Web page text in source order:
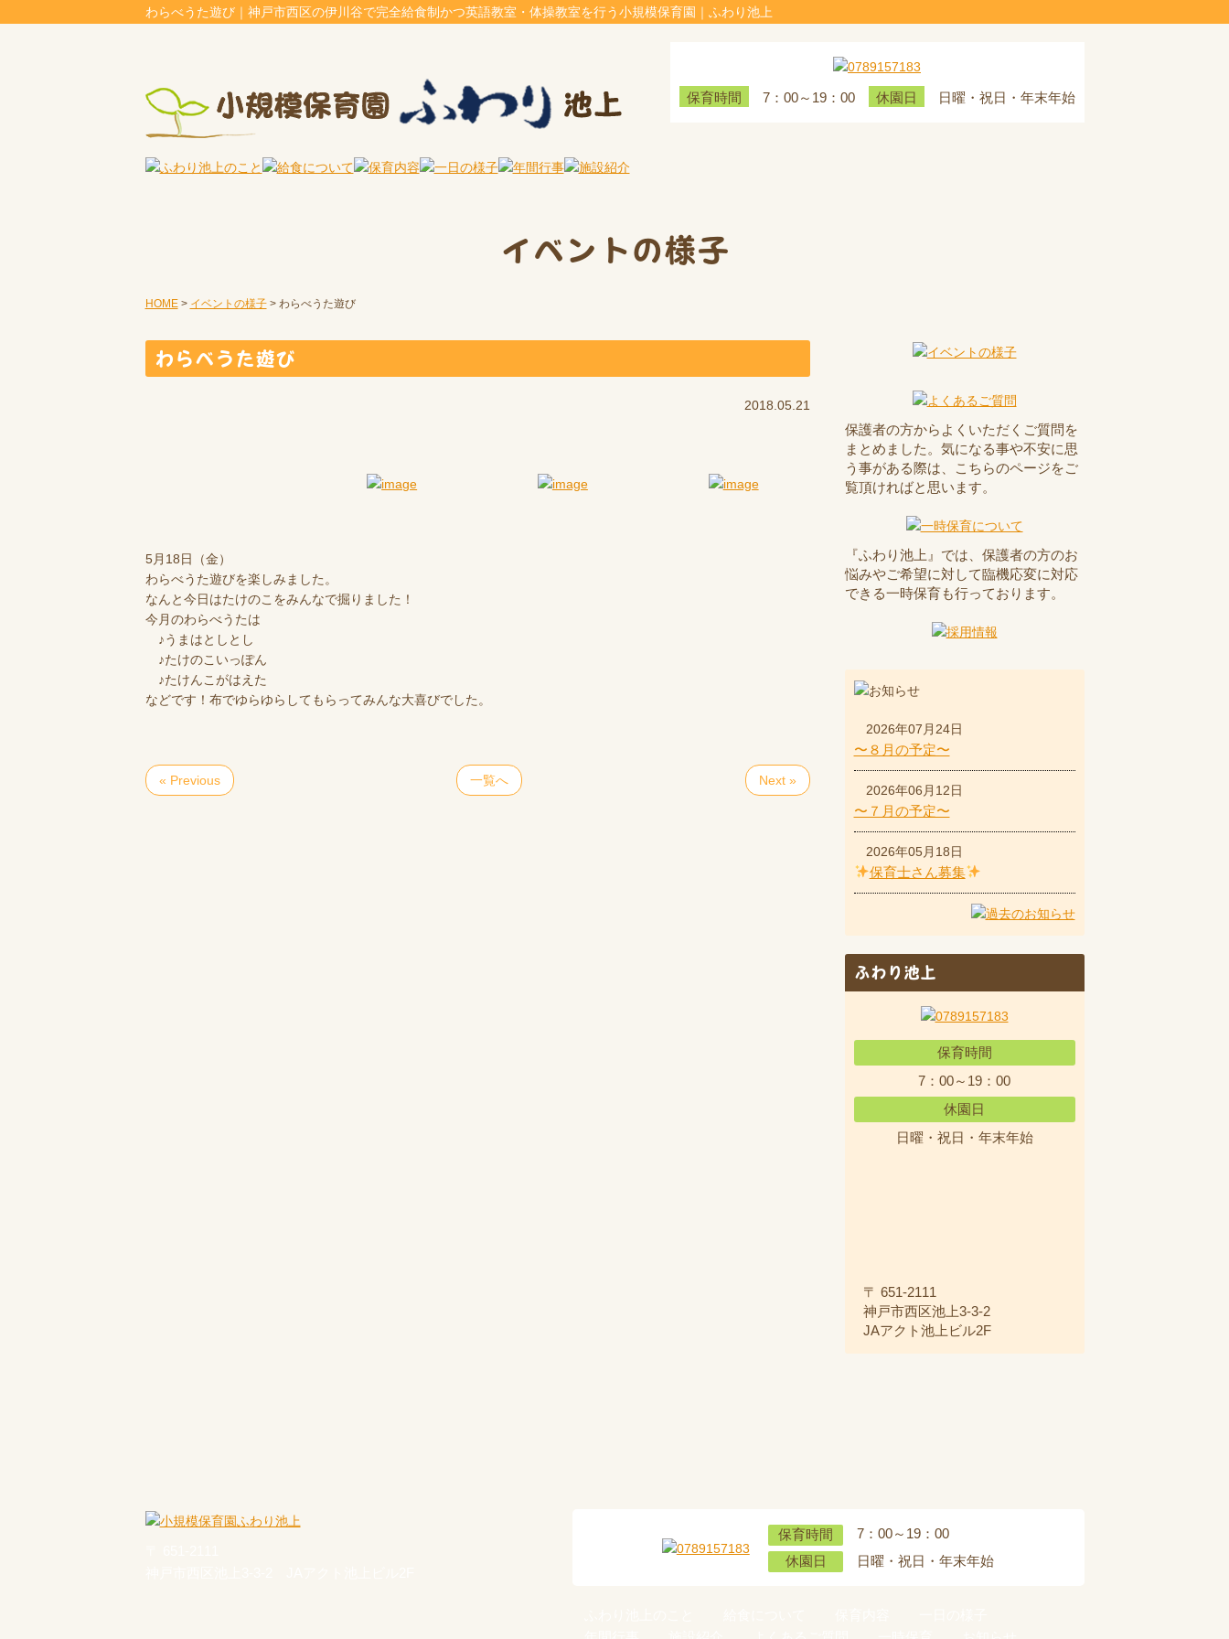
わらべうた遊び｜神戸市西区の伊川谷で完全給食制かつ英語教室・体操教室を行う小規模保育園｜ふわり池上
保育時間 7：00～19：00 休園日 日曜・祝日・年末年始
イベントの様子
HOME> イベントの様子> わらべうた遊び
わらべうた遊び
2018.05.21
5月18日（金）
わらべうた遊びを楽しみました。
なんと今日はたけのこをみんなで掘りました！
今月のわらべうたは
♪うまはとしとし
♪たけのこいっぽん
♪たけんこがはえた
などです！布でゆらゆらしてもらってみんな大喜びでした。
« Previous 一覧へ Next »
保護者の方からよくいただくご質問を
まとめました。気になる事や不安に思
う事がある際は、こちらのページをご
覧頂ければと思います。
『ふわり池上』では、保護者の方のお
悩みやご希望に対して臨機応変に対応
できる一時保育も行っております。
2026年07月24日
〜８月の予定〜
2026年06月12日
〜７月の予定〜
2026年05月18日
保育士さん募集
ふわり池上
保育時間
7：00～19：00
休園日
日曜・祝日・年末年始
〒 651-2111
神戸市西区池上3-3-2
JAアクト池上ビル2F
保育時間
7：00～19：00
休園日
日曜・祝日・年末年始